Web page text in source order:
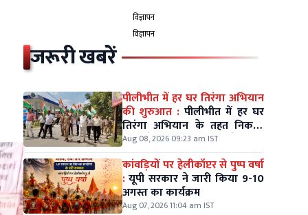
विज्ञापन
विज्ञापन
जरूरी खबरें
पीलीभीत में हर घर तिरंगा अभियान
की शुरुआत : पीलीभीत में हर घर
तिरंगा अभियान के तहत निकली
भव्य रैली, डीएम-एसपी ने थामा
तिरंगा
Aug 08, 2026 09:23 am IST
कांवड़ियों पर हेलीकॉप्टर से पुष्प वर्षा
:यूपी सरकार ने जारी किया 9-10
अगस्त का कार्यक्रम
Aug 07, 2026 11:04 am IST